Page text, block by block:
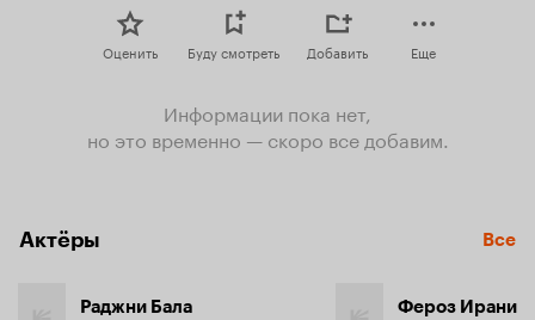
Оценить Буду смотреть Добавить Еще
Информации пока нет,
но это временно — скоро все добавим.
Актёры Все
Раджни Бала Фероз Ирани